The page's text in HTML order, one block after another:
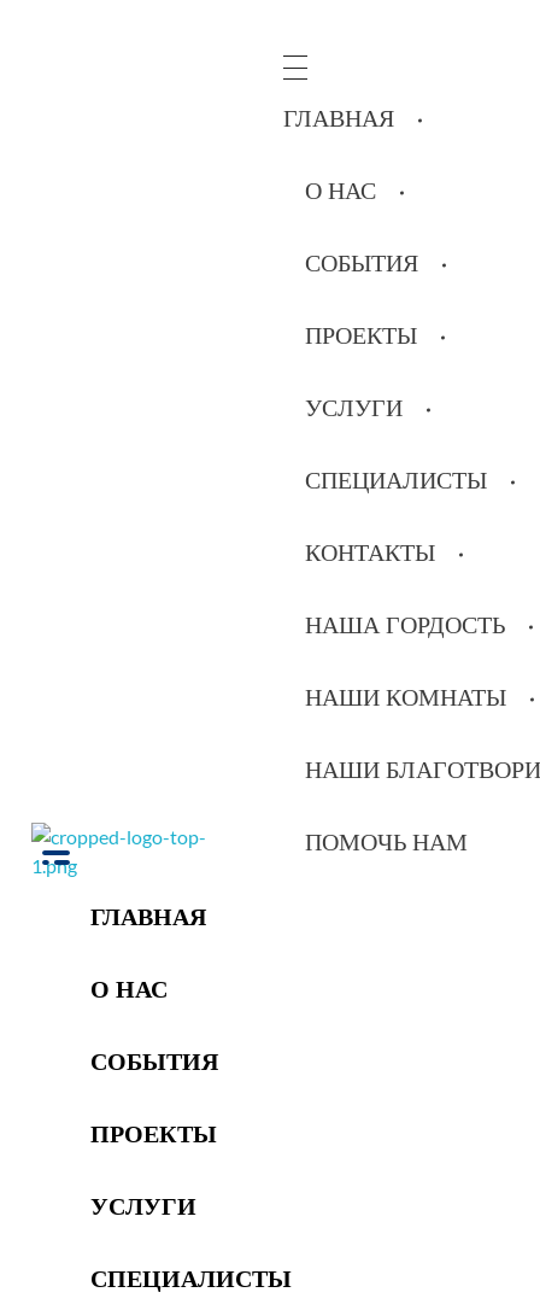
ГЛАВНАЯ
О НАС
СОБЫТИЯ
ПРОЕКТЫ
УСЛУГИ
СПЕЦИАЛИСТЫ
КОНТАКТЫ
НАША ГОРДОСТЬ
НАШИ КОМНАТЫ
НАШИ
ПОМОЧЬ НАМ
ГЛАВНАЯ
О НАС
СОБЫТИЯ
ПРОЕКТЫ
УСЛУГИ
СПЕЦИАЛИСТЫ